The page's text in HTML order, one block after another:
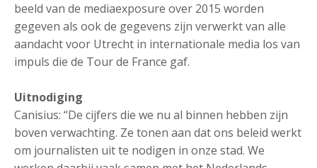
beeld van de mediaexposure over 2015 worden
gegeven als ook de gegevens zijn verwerkt van alle
aandacht voor Utrecht in internationale media los van
impuls die de Tour de France gaf.
Uitnodiging
Canisius: “De cijfers die we nu al binnen hebben zijn
boven verwachting. Ze tonen aan dat ons beleid werkt
om journalisten uit te nodigen in onze stad. We